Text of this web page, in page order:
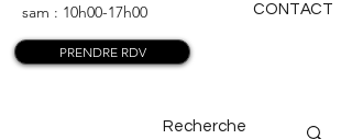
sam : 10h00-17h00
CONTACT
PRENDRE RDV